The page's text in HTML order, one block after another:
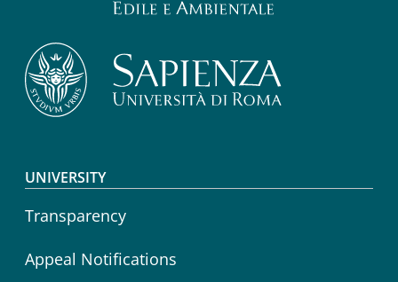
Footer menu
UNIVERSITY
Transparency
Appeal Notifications